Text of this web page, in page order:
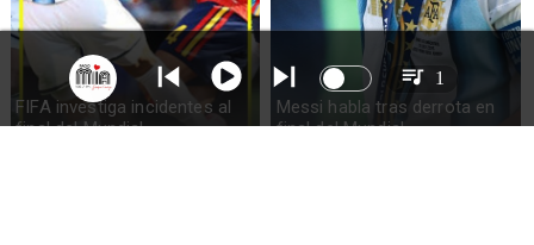
FIFA investiga incidentes al
final del Mundial
Messi habla tras derrota en
final del Mundial
1